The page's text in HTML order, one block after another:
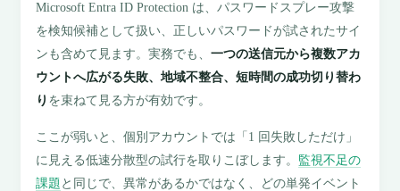
Microsoft Entra ID Protection は、パスワードスプレー攻撃
を検知候補として扱い、正しいパスワードが試されたサイ
ンも含めて見ます。実務でも、一つの送信元から複数アカ
ウントへ広がる失敗、地域不整合、短時間の成功切り替わ
り を束ねて見る方が有効です。
ここが弱いと、個別アカウントでは「1 回失敗しただけ」
に見える低速分散型の試行を取りこぼします。 監視不足の
課題 と同じで、異常があるかではなく、どの単発イベント